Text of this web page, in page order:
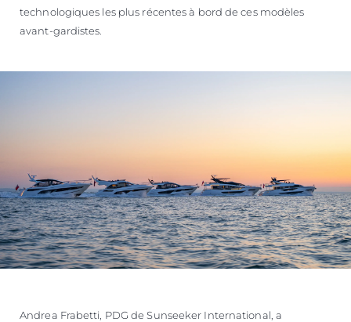
technologiques les plus récentes à bord de ces modèles
avant-gardistes.
Andrea Frabetti, PDG de Sunseeker International, a